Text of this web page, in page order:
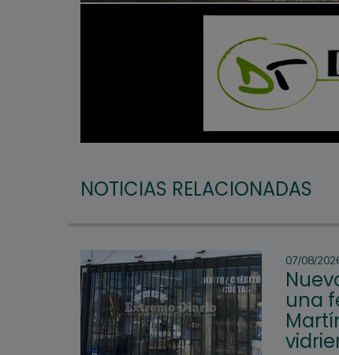
NOTICIAS RELACIONADAS
07/08/
una